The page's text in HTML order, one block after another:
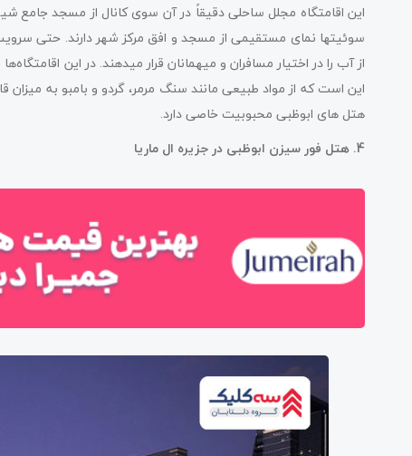
این اقامتگاه مجلل ساحلی دقیقاً در آن سوی کانال از مسجد جامع
سوئیت­ها نمای مستقیمی از مسجد و افق مرکز شهر دارند. حتی
از آب را در اختیار مسافران و میهمانان قرار می­دهند. در این
این است که از مواد طبیعی مانند سنگ مرمر، گردو و بامبو به میزان
هتل های ابوظبی محبوبیت خاصی دارد.
4. هتل فور سیزن ابوظبی در جزیره ال ماریا